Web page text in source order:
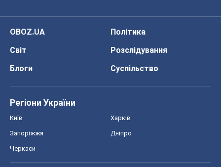
OBOZ.UA
Політика
Світ
Розслідування
Блоги
Суспільство
Регіони України
Київ Харків
Запоріжжя Дніпро
Черкаси